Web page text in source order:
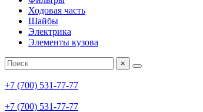
Ходовая часть
Шайбы
Электрика
Элементы кузова
×
+7 (700) 531-77-77
+7 (700) 531-77-77